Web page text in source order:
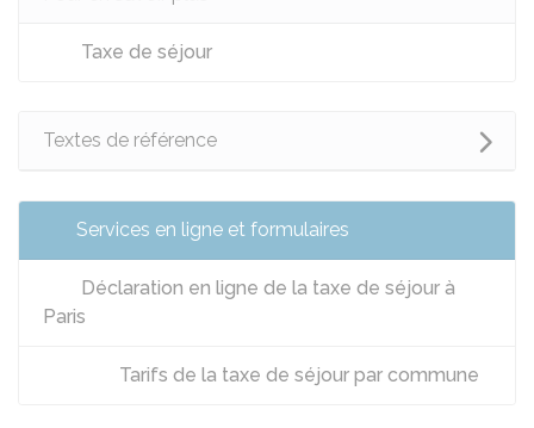
Taxe de séjour
Textes de référence
Services en ligne et formulaires
Déclaration en ligne de la taxe de séjour à
Paris
Tarifs de la taxe de séjour par commune